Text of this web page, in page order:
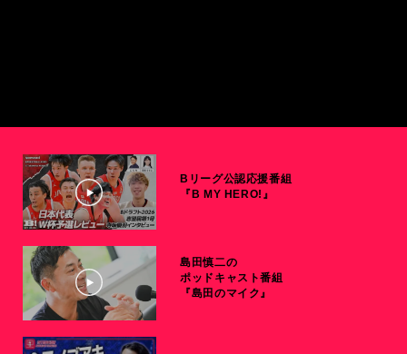
Bリーグ公認応援番組
『B MY HERO!』
島田慎二の
ポッドキャスト番組
『島田のマイク』